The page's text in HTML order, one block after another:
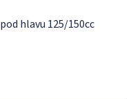
hlavu 125/150cc